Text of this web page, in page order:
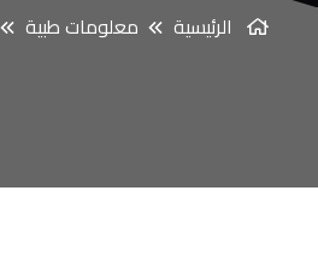
الرئيسية معلومات طبية